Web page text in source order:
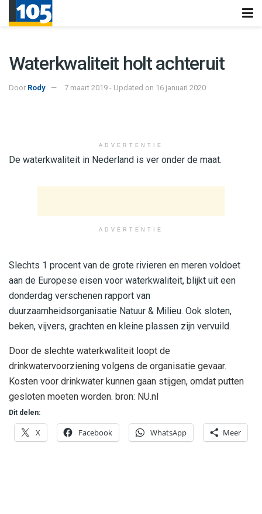
Waterkwaliteit holt achteruit
Door Rody 7 maart 2019 - Updated on 16 januari 2020
ADVERTENTIE
De waterkwaliteit in Nederland is ver onder de maat.
ADVERTENTIE
Slechts 1 procent van de grote rivieren en meren voldoet
aan de Europese eisen voor waterkwaliteit, blijkt uit een
donderdag verschenen rapport van
duurzaamheidsorganisatie Natuur & Milieu. Ook sloten,
beken, vijvers, grachten en kleine plassen zijn vervuild.
Door de slechte waterkwaliteit loopt de
drinkwatervoorziening volgens de organisatie gevaar.
Kosten voor drinkwater kunnen gaan stijgen, omdat putten
gesloten moeten worden. bron: NU.nl
Dit delen:
X Facebook WhatsApp Meer